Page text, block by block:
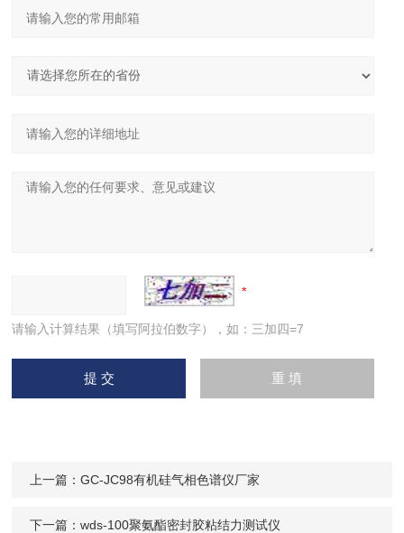
请输入计算结果（填写阿拉伯数字），如：三加四=7
上一篇：GC-JC98有机硅气相色谱仪厂家
下一篇：wds-100聚氨酯密封胶粘结力测试仪